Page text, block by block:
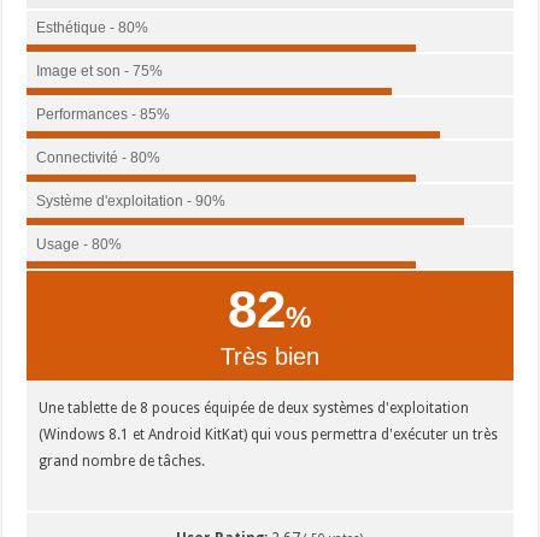
Esthétique - 80%
Image et son - 75%
Performances - 85%
Connectivité - 80%
Système d'exploitation - 90%
Usage - 80%
82%
Très bien
Une tablette de 8 pouces équipée de deux systèmes d'exploitation
(Windows 8.1 et Android KitKat) qui vous permettra d'exécuter un très
grand nombre de tâches.